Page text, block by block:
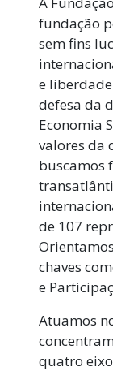
fundação
sem fins
e
defesa da
Economia
valores da
buscamos
de 107
chaves
e
Atuamos
quatro